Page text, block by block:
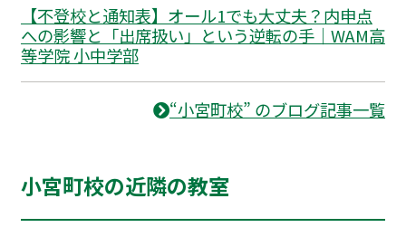
【不登校と通知表】オール1でも大丈夫？内申点
への影響と「出席扱い」という逆転の手｜WAM高
等学院 小中学部
“小宮町校” のブログ記事一覧
小宮町校の近隣の教室